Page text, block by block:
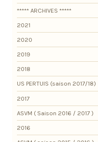
***** ARCHIVES *****
2021
2020
2019
2018
US PERTUIS (saison 2017/18)
2017
ASVM ( Saison 2016 / 2017 )
2016